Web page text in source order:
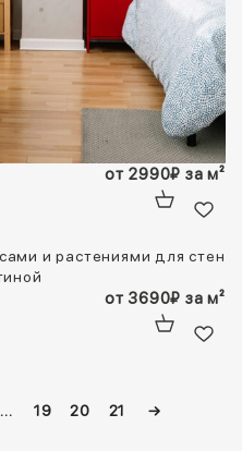
от 2990₽ за м²
от 3690₽ за м²
… 19 20 21 →